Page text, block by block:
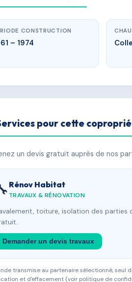
CONSTRUCTION
– 1974
pour cette
un devis gratuit auprès de nos
Rénov Habitat
TRAVAUX & RÉNOVATION
toiture, isolation des parties
Demander un devis travaux
transmise au partenaire sélectionné, seul
et d'effacement (voir politique de